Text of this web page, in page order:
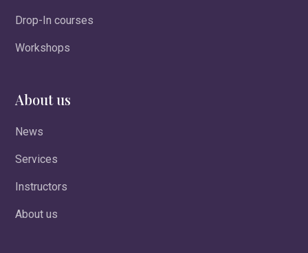
Drop-In courses
Workshops
About us
News
Services
Instructors
About us